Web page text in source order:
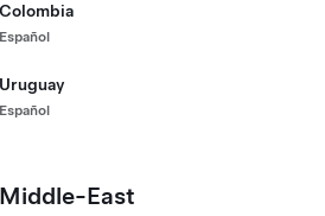
Colombia
Español
Uruguay
Español
Middle-East